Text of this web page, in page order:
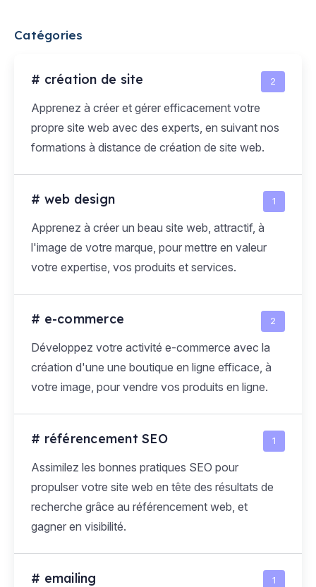
Catégories
# création de site 2
Apprenez à créer et gérer efficacement votre
propre site web avec des experts, en suivant nos
formations à distance de création de site web.
# web design 1
Apprenez à créer un beau site web, attractif, à
l'image de votre marque, pour mettre en valeur
votre expertise, vos produits et services.
# e-commerce 2
Développez votre activité e-commerce avec la
création d'une une boutique en ligne efficace, à
votre image, pour vendre vos produits en ligne.
# référencement SEO 1
Assimilez les bonnes pratiques SEO pour
propulser votre site web en tête des résultats de
recherche grâce au référencement web, et
gagner en visibilité.
# emailing 1